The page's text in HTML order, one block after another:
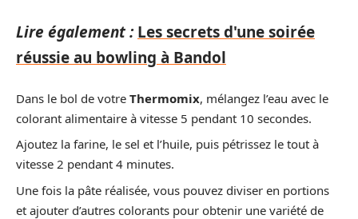
Lire également : Les secrets d'une soirée
réussie au bowling à Bandol
Dans le bol de votre Thermomix, mélangez l’eau avec le
colorant alimentaire à vitesse 5 pendant 10 secondes.
Ajoutez la farine, le sel et l’huile, puis pétrissez le tout à
vitesse 2 pendant 4 minutes.
Une fois la pâte réalisée, vous pouvez diviser en portions
et ajouter d’autres colorants pour obtenir une variété de